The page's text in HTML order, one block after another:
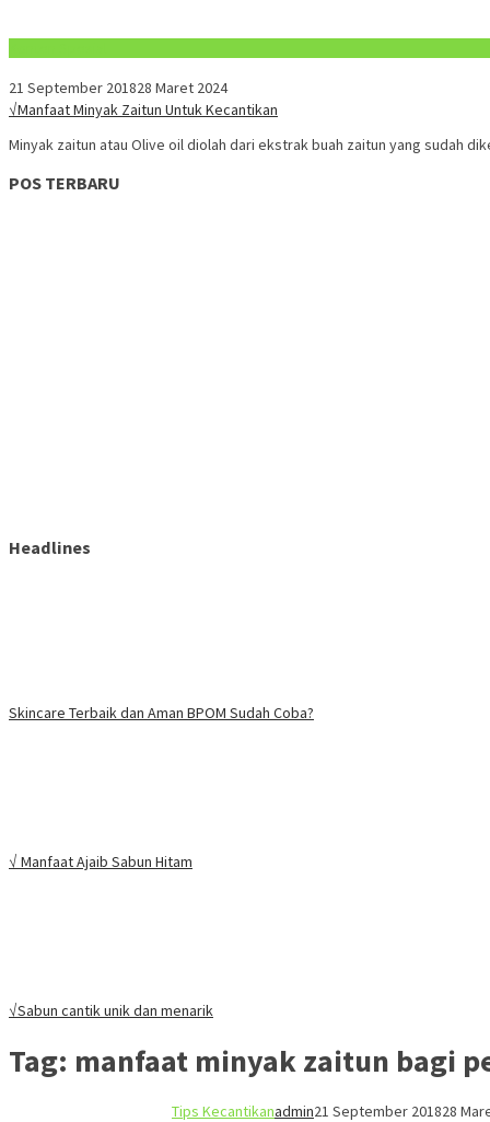
21 September 201828 Maret 2024
√Manfaat Minyak Zaitun Untuk Kecantikan
Minyak zaitun atau Olive oil diolah dari ekstrak buah zaitun yang sudah
POS TERBARU
Headlines
Skincare Terbaik dan Aman BPOM Sudah Coba?
√ Manfaat Ajaib Sabun Hitam
√Sabun cantik unik dan menarik
Tag: manfaat minyak zaitun bagi
Tips Kecantikanadmin21 September 201828